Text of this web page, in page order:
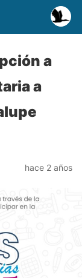
a
a
hace 2 años